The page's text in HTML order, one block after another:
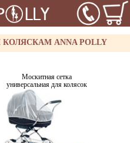
ANNA POLLY
Москитная сетка
универсальная для колясок